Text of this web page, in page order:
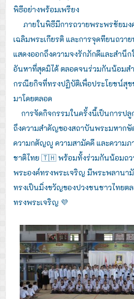
พิธีอย่างพร้อมเพรียง
ภายในพิธีมีการถวายพระพรชัยมง
เฉลิมพระเกียรติ และการจุดทียนถวา
แสดงออกถึงความจงรักภักดีและสำ
อันหาที่สุดมิได้ ตลอดจนร่วมกันน้อมส
กรณียกิจที่ทรงปฏิบัติเพื่อประโยชน์สุ
มาโดยตลอด
การจัดกิจกรรมในครั้งนี้เป็นการปลู
ถึงความสำคัญของสถาบันพระมหากษั
ความกตัญญู ความสามัคคี และความภ
ชาติไทย 🇹🇭 พร้อมทั้งร่วมกันน้อมถว
พระองค์ทรงพระเจริญ มีพระพลานา
ทรงเป็นมิ่งขวัญของปวงชนชาวไทยต
ทรงพระเจริญ 💜